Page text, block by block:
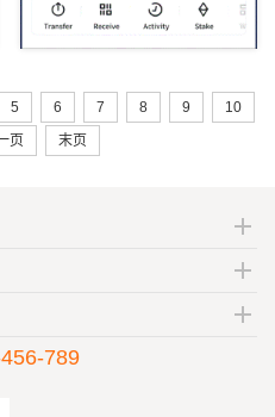
5 6 7 8 9
10
页 末页
789